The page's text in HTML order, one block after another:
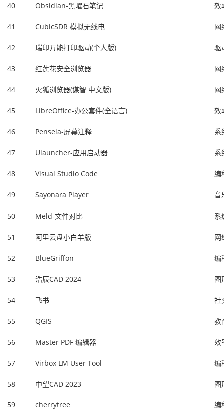
40 Obsidian-黑曜石笔记 效
41 CubicSDR 模拟无线电 网
42 瑞印万能打印驱动(个人版) 驱
43 红莲花安全浏览器 网
44 火狐浏览器(谋智 中文版) 网
45 LibreOffice-办公套件(全语言) 效
46 Pensela-屏幕注释 系
47 Ulauncher-应用启动器 系
48 Visual Studio Code 编
49 Sayonara Player 音
50 Meld-文件对比 系
51 阿里云盘小白羊版 网
52 BlueGriffon 编
53 浩辰CAD 2024 图
54 飞书 社
55 QGIS 教
56 Master PDF 编辑器 效
57 Virbox LM User Tool 编
58 中望CAD 2023 图
59 cherrytree
编